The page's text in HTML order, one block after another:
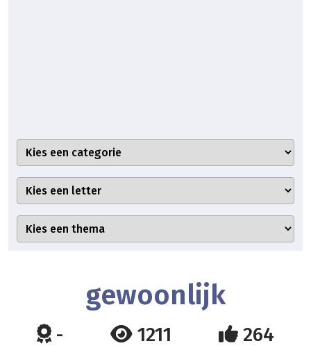
gewoonlijk
- 1211 264